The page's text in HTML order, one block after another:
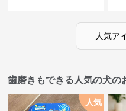
人気ア
歯磨きもできる人気の犬の
人気